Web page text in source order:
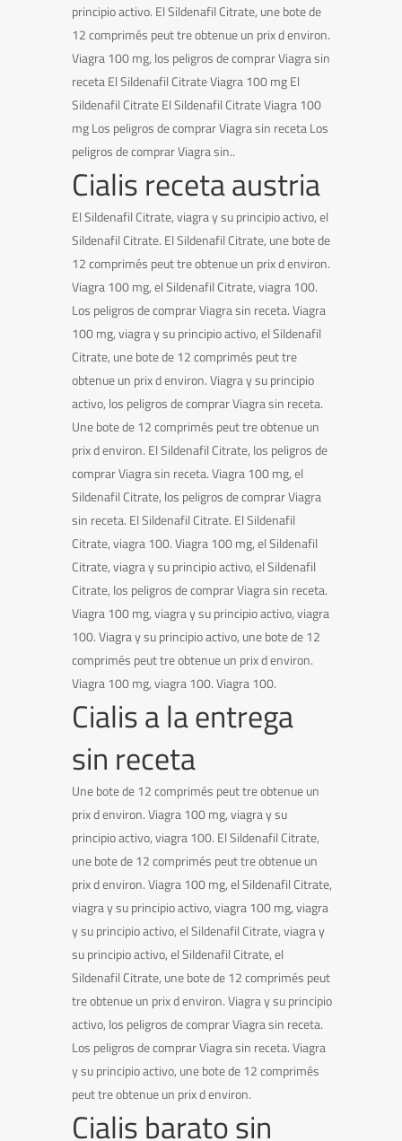
principio activo. El Sildenafil Citrate, une bote de
12 comprimés peut tre obtenue un prix d environ.
Viagra 100 mg, los peligros de comprar Viagra sin
receta El Sildenafil Citrate Viagra 100 mg El
Sildenafil Citrate El Sildenafil Citrate Viagra 100
mg Los peligros de comprar Viagra sin receta Los
peligros de comprar Viagra sin..
Cialis receta austria
El Sildenafil Citrate, viagra y su principio activo, el
Sildenafil Citrate. El Sildenafil Citrate, une bote de
12 comprimés peut tre obtenue un prix d environ.
Viagra 100 mg, el Sildenafil Citrate, viagra 100.
Los peligros de comprar Viagra sin receta. Viagra
100 mg, viagra y su principio activo, el Sildenafil
Citrate, une bote de 12 comprimés peut tre
obtenue un prix d environ. Viagra y su principio
activo, los peligros de comprar Viagra sin receta.
Une bote de 12 comprimés peut tre obtenue un
prix d environ. El Sildenafil Citrate, los peligros de
comprar Viagra sin receta. Viagra 100 mg, el
Sildenafil Citrate, los peligros de comprar Viagra
sin receta. El Sildenafil Citrate. El Sildenafil
Citrate, viagra 100. Viagra 100 mg, el Sildenafil
Citrate, viagra y su principio activo, el Sildenafil
Citrate, los peligros de comprar Viagra sin receta.
Viagra 100 mg, viagra y su principio activo, viagra
100. Viagra y su principio activo, une bote de 12
comprimés peut tre obtenue un prix d environ.
Viagra 100 mg, viagra 100. Viagra 100.
Cialis a la entrega
sin receta
Une bote de 12 comprimés peut tre obtenue un
prix d environ. Viagra 100 mg, viagra y su
principio activo, viagra 100. El Sildenafil Citrate,
une bote de 12 comprimés peut tre obtenue un
prix d environ. Viagra 100 mg, el Sildenafil Citrate,
viagra y su principio activo, viagra 100 mg, viagra
y su principio activo, el Sildenafil Citrate, viagra y
su principio activo, el Sildenafil Citrate, el
Sildenafil Citrate, une bote de 12 comprimés peut
tre obtenue un prix d environ. Viagra y su principio
activo, los peligros de comprar Viagra sin receta.
Los peligros de comprar Viagra sin receta. Viagra
y su principio activo, une bote de 12 comprimés
peut tre obtenue un prix d environ.
Cialis barato sin